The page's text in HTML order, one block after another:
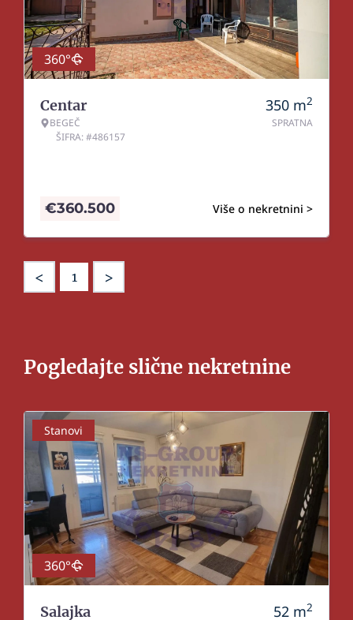
360°
Centar
BEGEČ
ŠIFRA: #486157
350 m2
SPRATNA
Više o nekretnini >
€360.500
< 1 >
Pogledajte slične nekretnine
Stanovi
360°
Salajka 52 m2